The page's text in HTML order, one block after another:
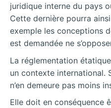
juridique interne du pays
Cette dernière pourra
exemple les conceptions
est demandée ne
La réglementation
un contexte international.
n’en demeure pas moins
Elle doit en conséquence